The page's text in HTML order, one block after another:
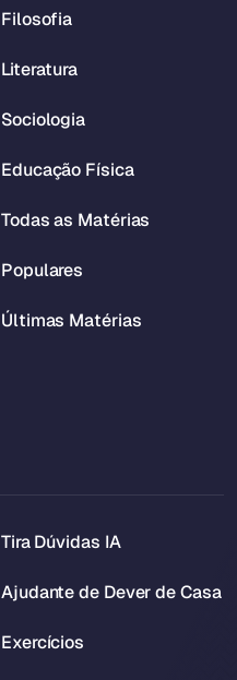
Filosofia
Literatura
Sociologia
Educação Física
Todas as Matérias
Populares
Últimas Matérias
Tira Dúvidas IA
Ajudante de Dever de Casa
Exercícios